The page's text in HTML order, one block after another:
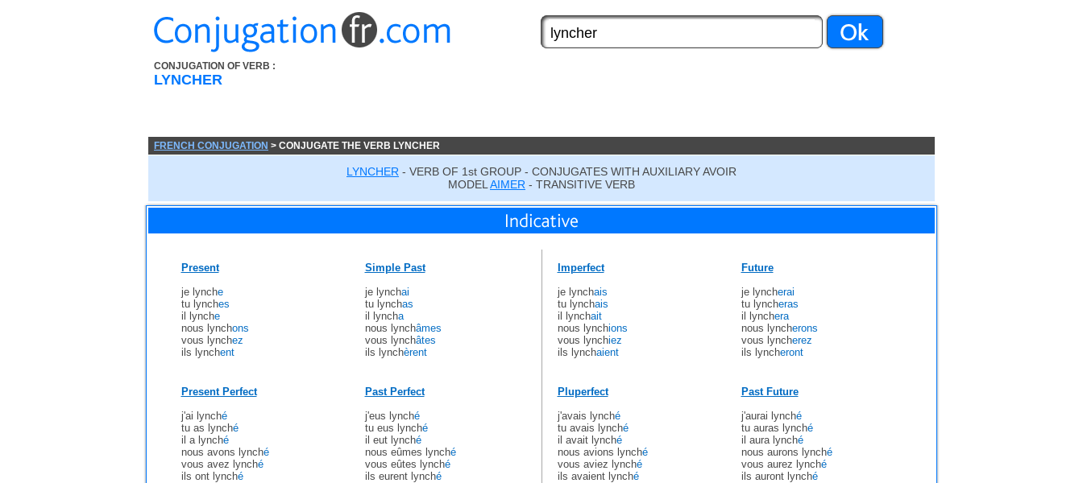
CONJUGATION OF VERB :
LYNCHER
FRENCH CONJUGATION > CONJUGATE THE VERB LYNCHER
LYNCHER - VERB OF 1st GROUP - CONJUGATES WITH AUXILIARY AVOIR
MODEL AIMER - TRANSITIVE VERB
Present
je lynche
tu lynches
il lynche
nous lynchons
vous lynchez
ils lynchent
Simple Past
je lynchai
tu lynchas
il lyncha
nous lynchâmes
vous lynchâtes
ils lynchèrent
Present Perfect
j'ai lynché
tu as lynché
il a lynché
nous avons lynché
vous avez lynché
ils ont lynché
Past Perfect
j'eus lynché
tu eus lynché
il eut lynché
nous eûmes lynché
vous eûtes lynché
ils eurent lynché
Imperfect
je lynchais
tu lynchais
il lynchait
nous lynchions
vous lynchiez
ils lynchaient
Future
je lyncherai
tu lyncheras
il lynchera
nous lyncherons
vous lyncherez
ils lyncheront
Pluperfect
j'avais lynché
tu avais lynché
il avait lynché
nous avions lynché
vous aviez lynché
ils avaient lynché
Past Future
j'aurai lynché
tu auras lynché
il aura lynché
nous aurons lynché
vous aurez lynché
ils auront lynché